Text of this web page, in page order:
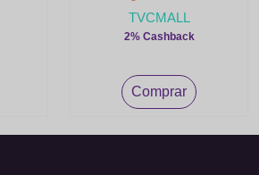
TVCMALL
2% Cashback
Comprar